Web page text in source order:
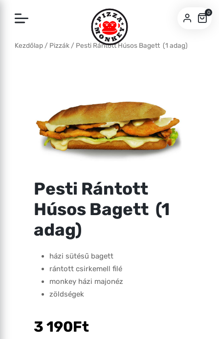
SZEGED
0
Kezdőlap / Pizzák / Pesti Rántott Húsos Bagett (1 adag)
Pesti Rántott
Húsos Bagett (1
adag)
házi sütésű bagett
rántott csirkemell filé
monkey házi majonéz
zöldségek
3 190Ft